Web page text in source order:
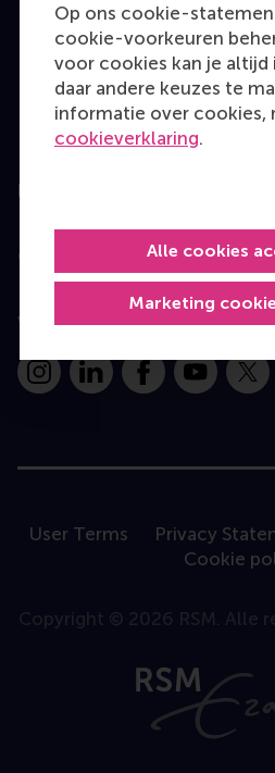
Op ons cookie-
cookie-voorkeuren
voor cookies kan je
daar andere keuzes te
informatie over cookies,
cookieverklaring.
Marketing
Alle cookies
Master
MBA
Executive Education
Programme finder
Information for
Contact
Volg ons
InstagramLinkedInFacebookYouTube
X
User Terms Privacy
Cookie